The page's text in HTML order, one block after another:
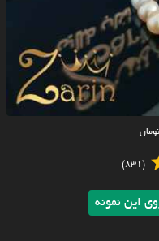
(831)
این نمونه